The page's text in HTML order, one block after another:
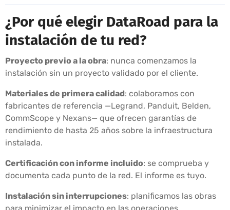
¿Por qué elegir DataRoad para la
instalación de tu red?
Proyecto previo a la obra: nunca comenzamos la
instalación sin un proyecto validado por el cliente.
Materiales de primera calidad: colaboramos con
fabricantes de referencia —Legrand, Panduit, Belden,
CommScope y Nexans— que ofrecen garantías de
rendimiento de hasta 25 años sobre la infraestructura
instalada.
Certificación con informe incluido: se comprueba y
documenta cada punto de la red. El informe es tuyo.
Instalación sin interrupciones: planificamos las obras
para minimizar el impacto en las operaciones.